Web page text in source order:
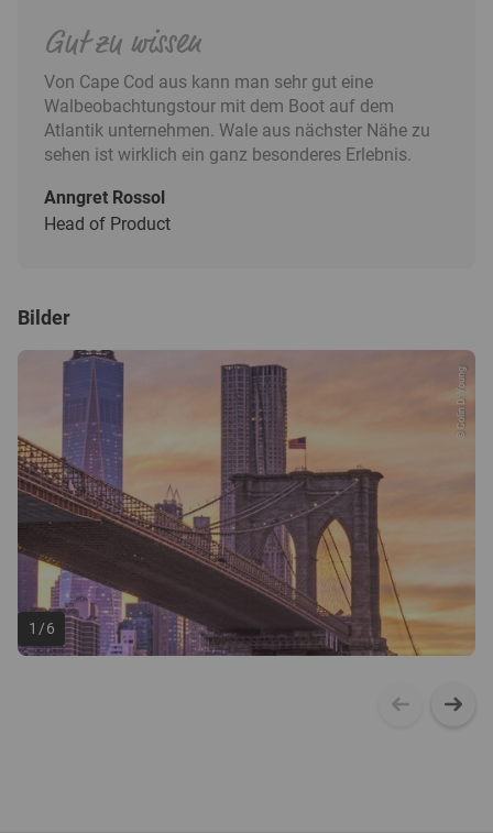
Gut zu wissen
Von Cape Cod aus kann man sehr gut eine
Walbeobachtungstour mit dem Boot auf dem
Atlantik unternehmen. Wale aus nächster Nähe zu
sehen ist wirklich ein ganz besonderes Erlebnis.
Anngret Rossol
Head of Product
Bilder
© Colin D. Young
1 /6